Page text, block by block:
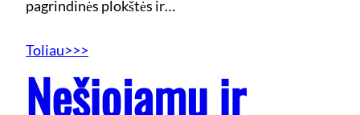
pagrindinės plokštės ir…
Toliau>>>
Nešiojamų ir